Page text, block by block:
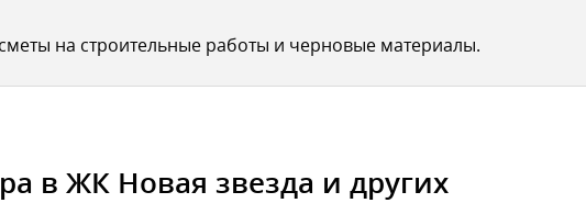
на строительные работы и черновые материалы.
в ЖК Новая звезда и других